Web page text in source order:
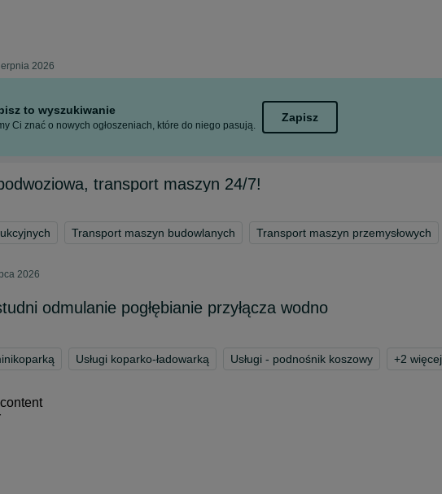
2026
to wyszukiwanie
Ci znać o nowych ogłoszeniach, które do niego pasują.
Zapisz
transport maszyn 24/7!
Transport maszyn budowlanych Transport maszyn przemysłowych
2026
odmulanie pogłębianie przyłącza wodno
Usługi koparko-ładowarką Usługi - podnośnik koszowy +2 więcej